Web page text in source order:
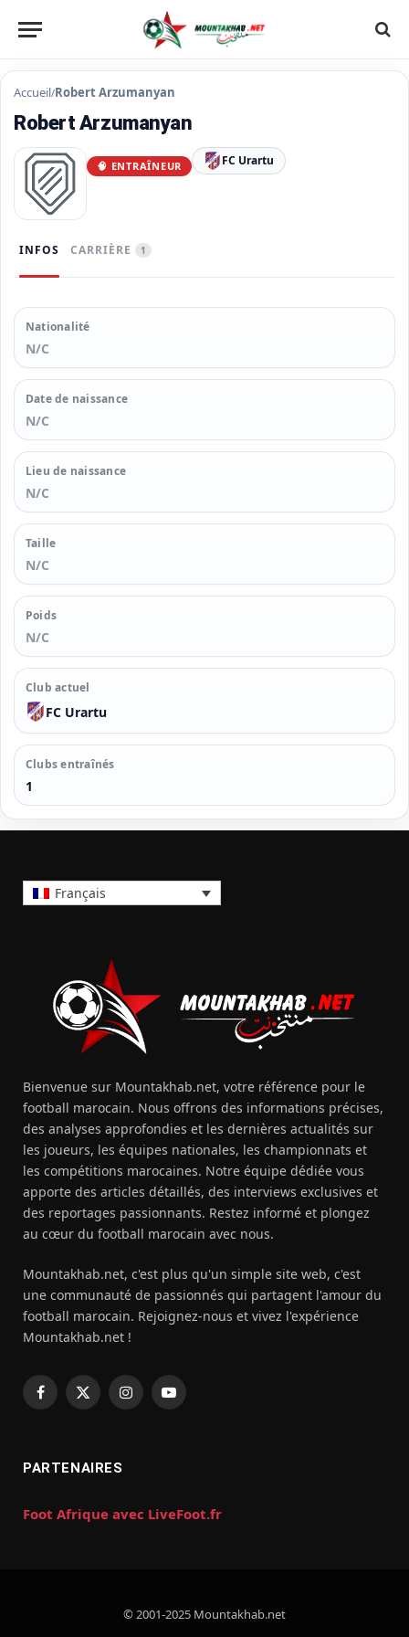
Accueil/Robert Arzumanyan
Robert Arzumanyan
🧠 ENTRAÎNEUR FC Urartu
INFOS CARRIÈRE 1
Nationalité
N/C
Date de naissance
N/C
Lieu de naissance
N/C
Taille
N/C
Poids
N/C
Club actuel
FC Urartu
Clubs entraînés
1
Français
Bienvenue sur Mountakhab.net, votre référence pour le
football marocain. Nous offrons des informations précises,
des analyses approfondies et les dernières actualités sur
les joueurs, les équipes nationales, les championnats et
les compétitions marocaines. Notre équipe dédiée vous
apporte des articles détaillés, des interviews exclusives et
des reportages passionnants. Restez informé et plongez
au cœur du football marocain avec nous.
Mountakhab.net, c'est plus qu'un simple site web, c'est
une communauté de passionnés qui partagent l'amour du
football marocain. Rejoignez-nous et vivez l'expérience
Mountakhab.net !
Facebook
X
InstagramYouTube
PARTENAIRES
Foot Afrique avec LiveFoot.fr
© 2001-2025 Mountakhab.net